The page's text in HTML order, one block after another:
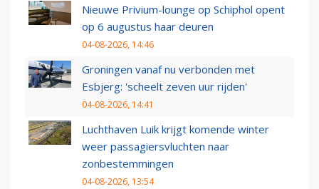
Nieuwe Privium-lounge op Schiphol opent
op 6 augustus haar deuren
04-08-2026, 14:46
Groningen vanaf nu verbonden met
Esbjerg: 'scheelt zeven uur rijden'
04-08-2026, 14:41
Luchthaven Luik krijgt komende winter
weer passagiersvluchten naar
zonbestemmingen
04-08-2026, 13:54